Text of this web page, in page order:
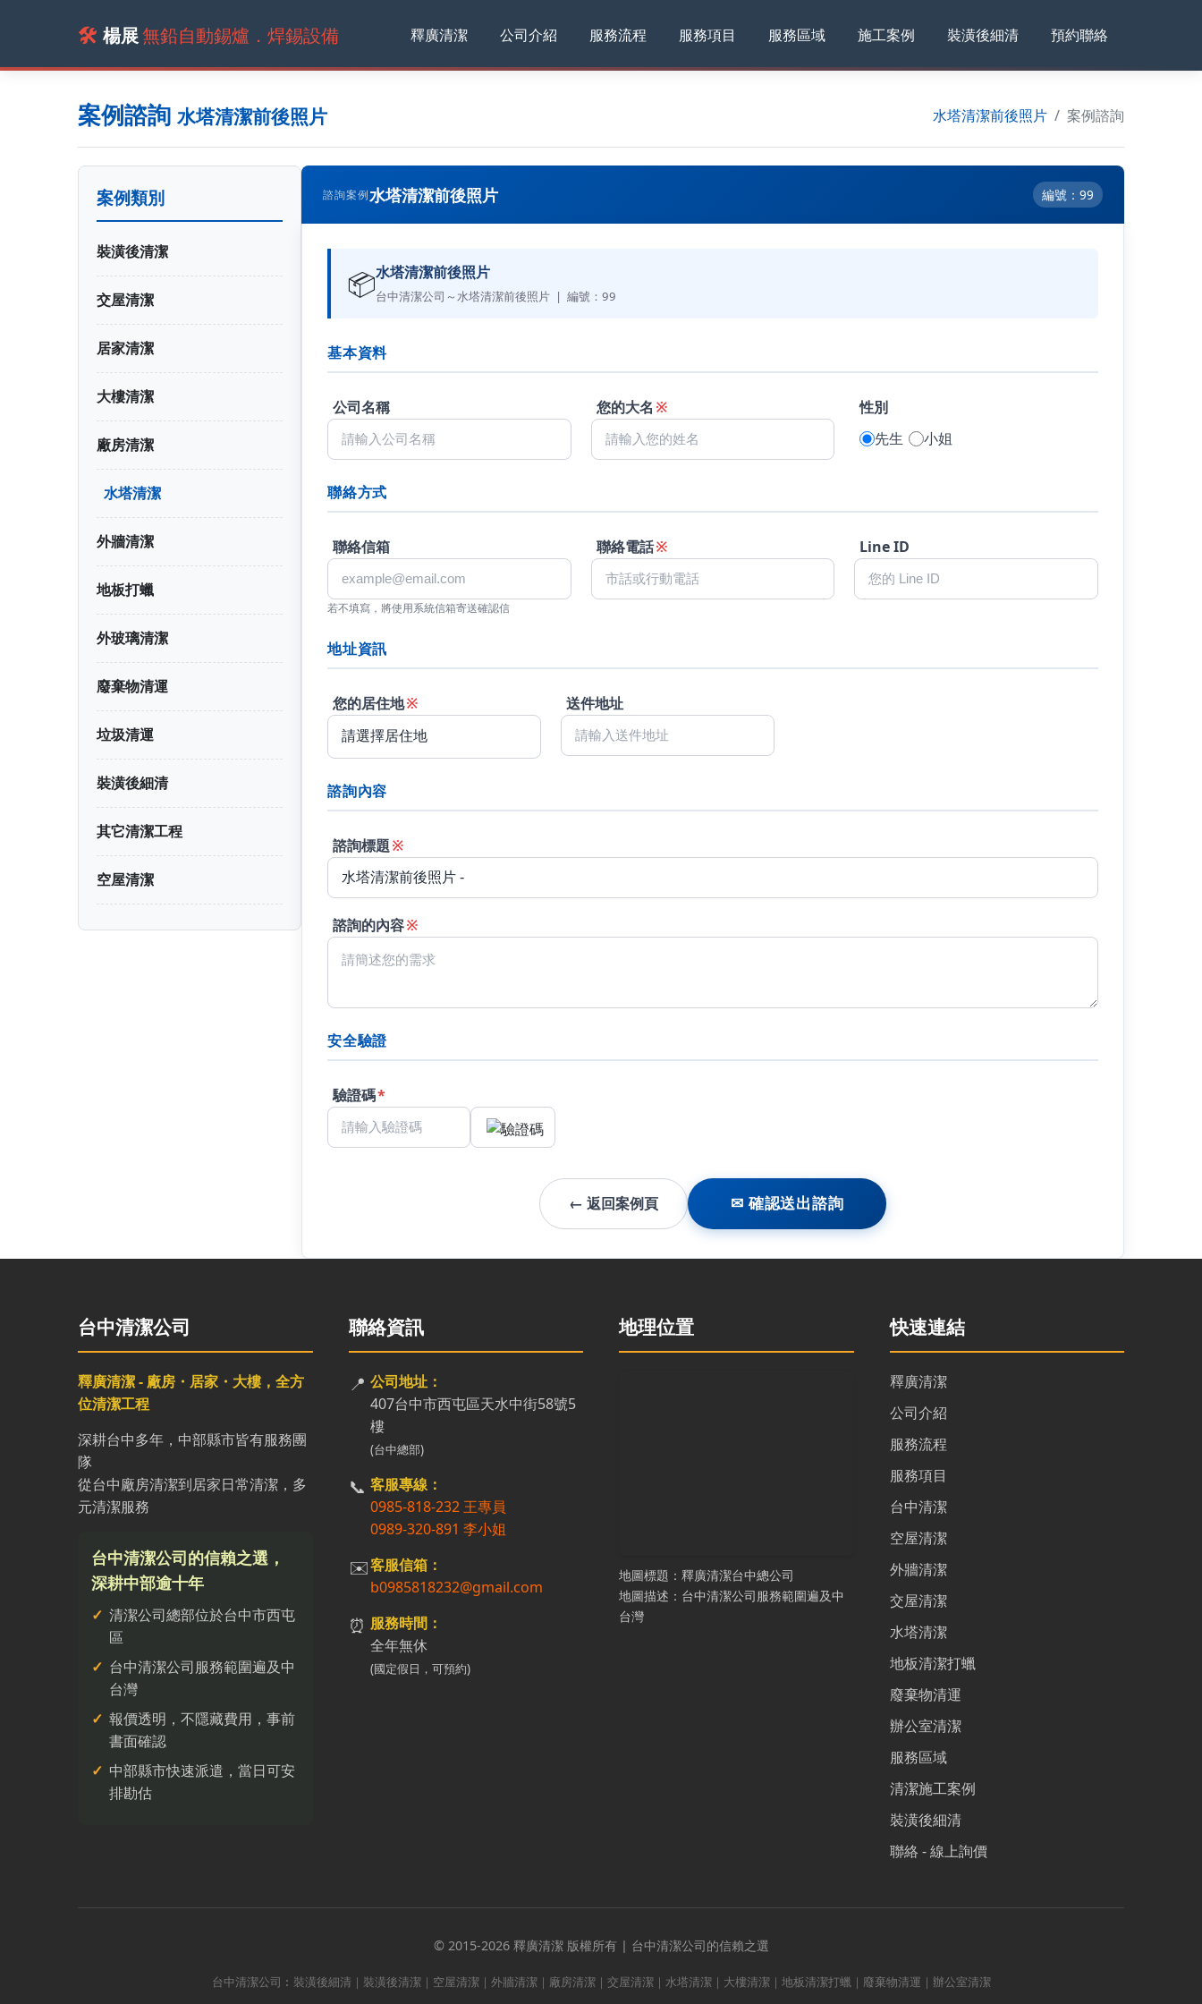
🛠️ 楊展無鉛自動錫爐．焊錫設備 釋廣清潔 公司介紹 服務流程 服務項目 服務區域 施工案例 裝潢後細清 預約聯絡
案例諮詢 水塔清潔前後照片 水塔清潔前後照片 案例諮詢
案例類別
裝潢後清潔
交屋清潔
居家清潔
大樓清潔
廠房清潔
水塔清潔
外牆清潔
地板打蠟
外玻璃清潔
廢棄物清運
垃圾清運
裝潢後細清
其它清潔工程
空屋清潔
諮詢案例水塔清潔前後照片 編號：99
📦水塔清潔前後照片
台中清潔公司～水塔清潔前後照片 | 編號：99
基本資料
公司名稱 您的大名 ※
性別
先生
小姐
聯絡方式
聯絡信箱
若不填寫，將使用系統信箱寄送確認信
聯絡電話※ Line ID
地址資訊
您的居住地※ 送件地址
諮詢內容
諮詢標題※
諮詢的內容※
安全驗證
驗證碼*
← 返回案例頁 ✉ 確認送出諮詢
台中清潔公司
釋廣清潔 - 廠房・居家・大樓，全方
位清潔工程
深耕台中多年，中部縣市皆有服務團
隊
從台中廠房清潔到居家日常清潔，多
元清潔服務
台中清潔公司的信賴之選，
深耕中部逾十年
清潔公司總部位於台中市西屯
區
台中清潔公司服務範圍遍及中
台灣
報價透明，不隱藏費用，事前
書面確認
中部縣市快速派遣，當日可安
排勘估
聯絡資訊
📍 公司地址：
407台中市西屯區天水中街58號5
樓
(台中總部)
📞 客服專線：
0985-818-232 王專員
0989-320-891 李小姐
✉️客服信箱：
b0985818232@gmail.com
⏰ 服務時間：
全年無休
(國定假日，可預約)
地理位置
地圖標題：釋廣清潔台中總公司
地圖描述：台中清潔公司服務範圍遍及中
台灣
快速連結
釋廣清潔
公司介紹
服務流程
服務項目
台中清潔
空屋清潔
外牆清潔
交屋清潔
水塔清潔
地板清潔打蠟
廢棄物清運
辦公室清潔
服務區域
清潔施工案例
裝潢後細清
聯絡 - 線上詢價
© 2015-2026 釋廣清潔 版權所有 | 台中清潔公司的信賴之選
台中清潔公司︰裝潢後細清｜裝潢後清潔｜空屋清潔｜外牆清潔｜廠房清潔｜交屋清潔｜水塔清潔｜大樓清潔｜地板清潔打蠟｜廢棄物清運｜辦公室清潔